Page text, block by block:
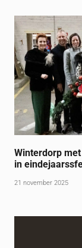
Winterdorp
in
21 november 2025